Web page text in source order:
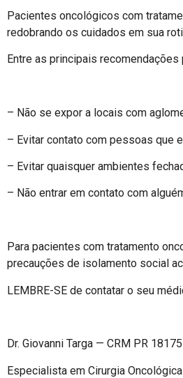
Pacientes oncológicos com
redobrando os cuidados em sua
Entre as principais
– Não se expor a locais com
– Evitar contato com pessoas que
– Evitar quaisquer ambientes
– Não entrar em contato com
Para pacientes com tratamento
precauções de isolamento social
LEMBRE-SE de contatar o seu
Dr. Giovanni Targa — CRM PR
Especialista em Cirurgia